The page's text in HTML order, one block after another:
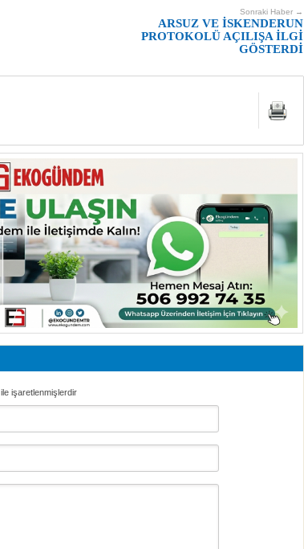
Sonraki Haber →
ARSUZ VE İSKENDERUN
PROTOKOLÜ AÇILIŞA İLGİ
GÖSTERDİ
ile işaretlenmişlerdir